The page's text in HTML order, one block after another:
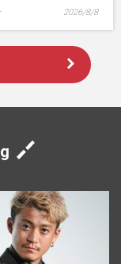
2026/8/8